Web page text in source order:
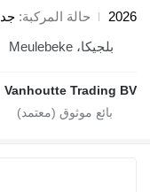
2026
حالة المركبة جديد
بلجيكا، Meulebeke
Vanhoutte Trading BV